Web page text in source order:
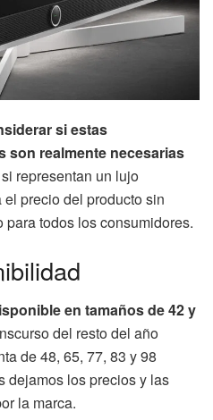
si estas
son realmente necesarias
representan un lujo
precio del producto sin
todos los consumidores.
en tamaños de 42 y
del resto del año
de 48, 65, 77, 83 y 98
dejamos los precios y las
la marca.